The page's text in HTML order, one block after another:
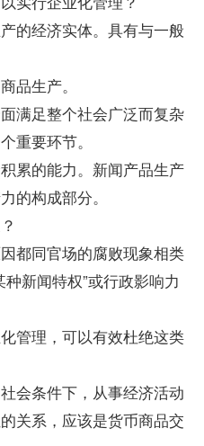
经济实体。具有与一般
生产。
足整个社会广泛而复杂
重要环节。
的能力。新闻产品生产
的构成部分。
同官场的腐败现象相类
新闻特权”或行政影响力
理，可以有效杜绝这类
条件下，从事经济活动
关系，应该是货币商品交